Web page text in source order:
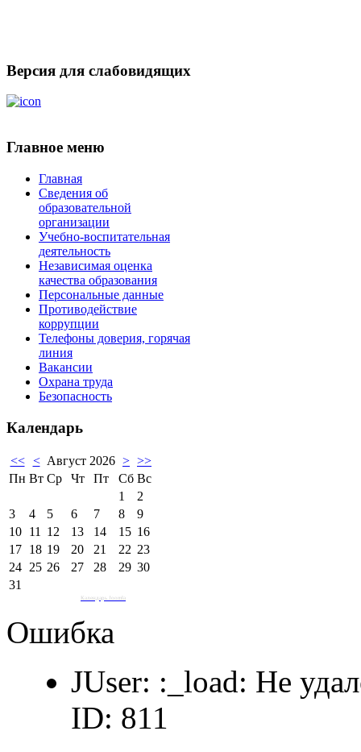
Версия для слабовидящих
Главное меню
Главная
Сведения об
образовательной
организации
Учебно-воспитательная
деятельность
Независимая оценка
качества образования
Персональные данные
Противодействие
коррупции
Телефоны доверия, горячая
линия
Вакансии
Охрана труда
Безопасность
Календарь
<< < Август 2026 > >>
Пн Вт Ср Чт Пт Сб Вс
1
2
3
4 5 6 7 8
9
10 11 12 13 14 15 16
17 18 19 20 21 22 23
24 25 26 27 28 29 30
31
Календарь Joomla
Ошибка
JUser: :_load: Не
ID: 811